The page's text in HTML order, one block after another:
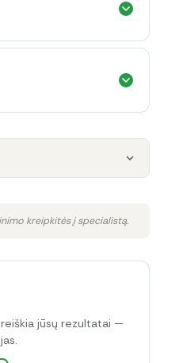
kreipkitės į specialistą.
jūsų rezultatai —